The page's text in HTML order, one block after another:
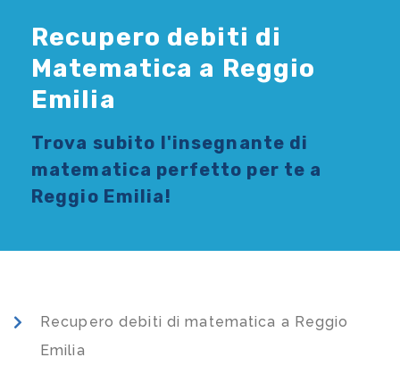
Recupero debiti di
Matematica a Reggio
Emilia
Trova subito l'insegnante di
matematica perfetto per te a
Reggio Emilia!
Recupero debiti di matematica a Reggio
Emilia